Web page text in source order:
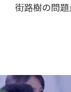
街路樹の問題